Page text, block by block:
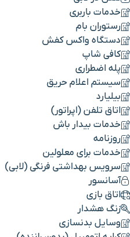
خدمات باربری
رستوران بام
دستگاه واکس کفش
کافی شاپ
پله اضطراری
سیستم اعلام حریق
بیلیارد
اتاق تلفن (اپراتور)
خدمات بیدار باش
روزنامه
خدمات برای معلولین
سرویس بهداشتی فرنگی (لابی)
آسانسور
اتاق بازی
زنگ هشدار
وسایل بدنسازی